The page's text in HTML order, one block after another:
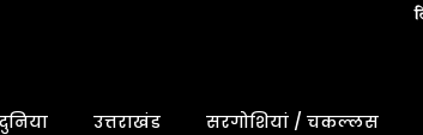
उत्तराखंड सरगोशियां / चकल्लस